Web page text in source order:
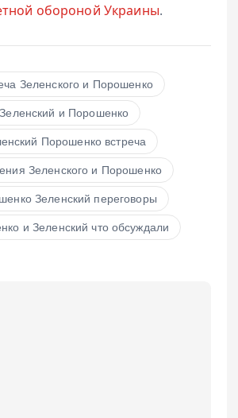
обороной Украины.
Зеленского и Порошенко
Зеленский и Порошенко
Порошенко встреча
Зеленского и Порошенко
Зеленский переговоры
и Зеленский что обсуждали